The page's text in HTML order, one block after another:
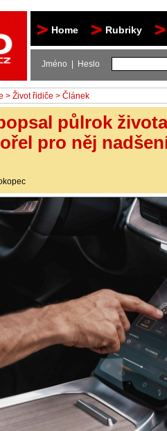
Home Rubriky
Jméno | Heslo
> Život řidiče > Článek
půlrok
pro něj